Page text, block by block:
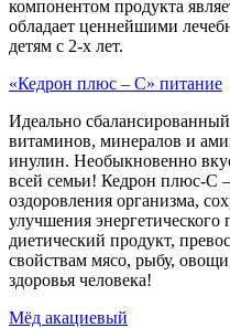
компонентом продукта
обладает ценнейшими
детям с 2-х лет.
«Кедрон плюс – С» питание
Идеально
витаминов, минералов и
инулин. Необыкновенно
всей семьи! Кедрон плюс-С
оздоровления организма,
улучшения
диетический продукт,
свойствам мясо, рыбу,
здоровья человека!
Мёд акациевый